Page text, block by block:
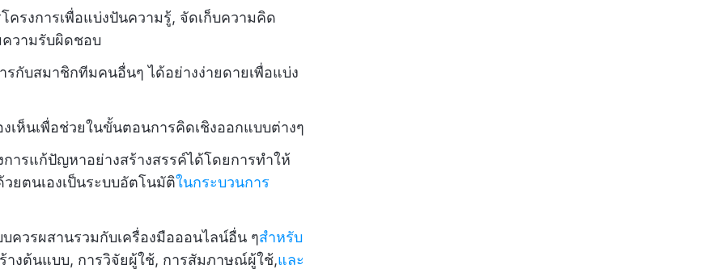
รงการเพื่อแบ่งปันความรู้, จัดเก็บความคิด
วามรับผิดชอบ
รกับสมาชิกทีมคนอื่นๆ ได้อย่างง่ายดายเพื่อแบ่ง
ห็นเพื่อช่วยในขั้นตอนการคิดเชิงออกแบบต่างๆ
ารแก้ปัญหาอย่างสร้างสรรค์ได้โดยการทำให้
ยตนเองเป็นระบบอัตโนมัติในกระบวนการ
ควรผสานรวมกับเครื่องมือออนไลน์อื่น ๆสำหรับ
างต้นแบบ, การวิจัยผู้ใช้, การสัมภาษณ์ผู้ใช้,และ